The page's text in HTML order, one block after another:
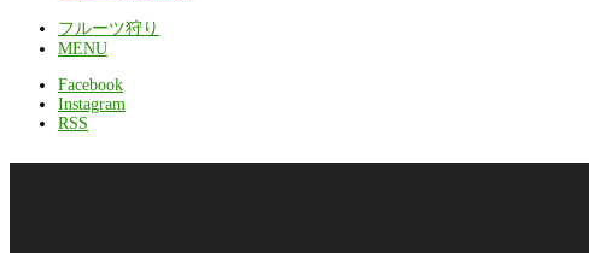
フルーツ狩り
MENU
Facebook
Instagram
RSS